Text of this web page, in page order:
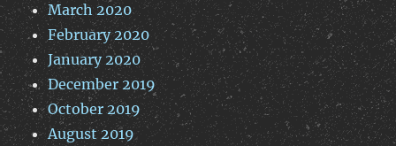
March 2020
February 2020
January 2020
December 2019
October 2019
August 2019